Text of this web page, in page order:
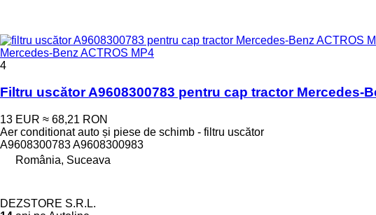
Mercedes-Benz ACTROS MP4
4
Filtru uscător A9608300783 pentru cap tractor Mercedes-
13 EUR ≈ 68,21 RON
Aer conditionat auto și piese de schimb - filtru uscător
A9608300783 A9608300983
România, Suceava
DEZSTORE S.R.L.